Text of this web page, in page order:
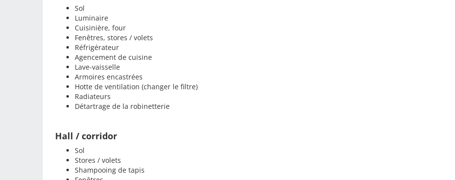
Sol
Luminaire
Cuisinière, four
Fenêtres, stores / volets
Réfrigérateur
Agencement de cuisine
Lave-vaisselle
Armoires encastrées
Hotte de ventilation (changer le filtre)
Radiateurs
Détartrage de la robinetterie
Hall / corridor
Sol
Stores / volets
Shampooing de tapis